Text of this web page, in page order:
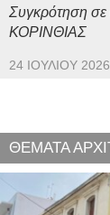
Συγκρότηση
ΚΟΡΙΝΘΙΑΣ
24 ΙΟΥΛΊΟΥ 2026
ΘΕΜΑΤΑ